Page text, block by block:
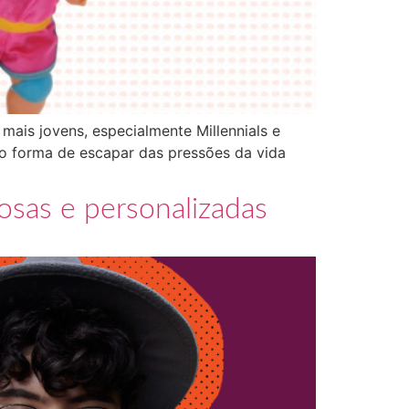
jovens, especialmente Millennials e
forma de escapar das pressões da vida
e personalizadas